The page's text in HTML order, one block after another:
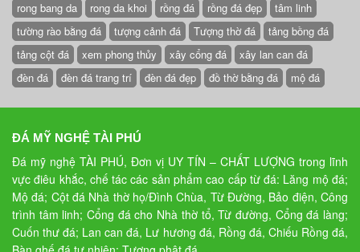
rong bang da
rong da khoi rồng đá rồng đá đẹp
tâm linh
tường rào bằng đá
tượng cảnh đá Tượng thờ đá
tảng bồng đá
tảng cột đá
xem phong thủy xây cổng đá
xây lan can đá
đèn đá
đèn đá trang trí đèn đá đẹp đồ thờ bằng đá mộ đá
ĐÁ MỸ NGHỆ TÀI PHÚ
Đá mỹ nghệ TÀI PHÚ, Đơn vị UY TÍN – CHẤT LƯỢNG trong lĩnh
vực điêu khắc, chế tác các sản phẩm cao cấp từ đá: Lăng mộ đá;
Mộ đá; Cột đá Nhà thờ họ/Đình Chùa, Từ Đường, Bảo điện, Công
trình tâm linh; Cổng đá cho Nhà thờ tổ, Từ đường, Cổng đá làng;
Cuốn thư đá; Lan can đá, Lư hương đá, Rồng đá, Chiếu Rồng đá,